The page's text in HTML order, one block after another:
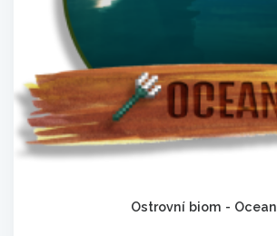
Ostrovní biom - Ocean